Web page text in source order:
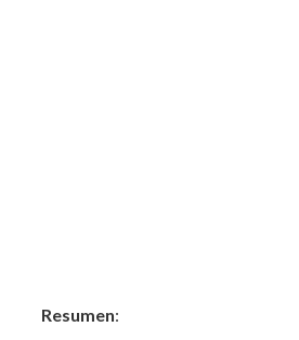
Resumen: